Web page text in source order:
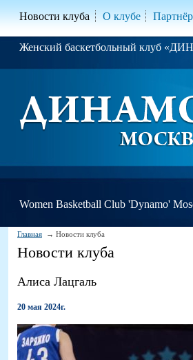
Новости клуба О клубе
Женский баскетбольный клуб
Women Basketball Club 'Dynamo'
Главная Новости клуба
Новости клуба
Алиса Лацгаль
20 мая 2024г.